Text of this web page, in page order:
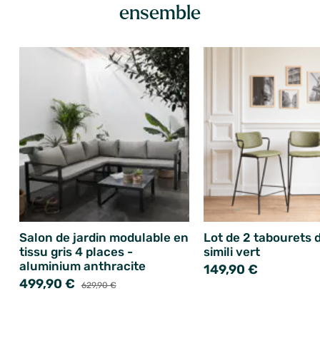
ensemble
Salon de jardin modulable en
tissu gris 4 places -
aluminium anthracite
499,90 € 629,90 €
Lot de 2 tabourets
simili vert
149,90 €